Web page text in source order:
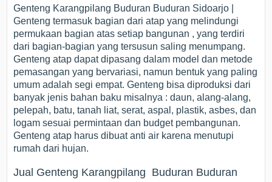
Genteng Karangpilang Buduran Buduran Sidoarjo |
Genteng termasuk bagian dari atap yang melindungi
permukaan bagian atas setiap bangunan , yang terdiri
dari bagian-bagian yang tersusun saling menumpang.
Genteng atap dapat dipasang dalam model dan metode
pemasangan yang bervariasi, namun bentuk yang paling
umum adalah segi empat. Genteng bisa diproduksi dari
banyak jenis bahan baku misalnya : daun, alang-alang,
pelepah, batu, tanah liat, serat, aspal, plastik, asbes, dan
logam sesuai permintaan dan budget pembangunan.
Genteng atap harus dibuat anti air karena menutupi
rumah dari hujan.
Jual Genteng Karangpilang Buduran Buduran